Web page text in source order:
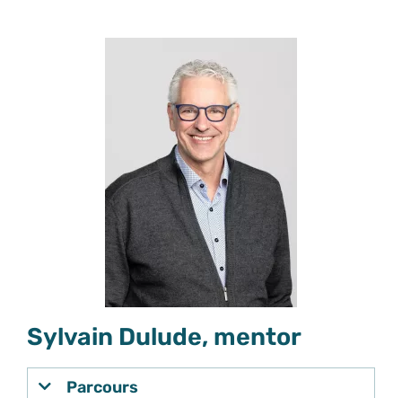
Sylvain Dulude, mentor
Parcours